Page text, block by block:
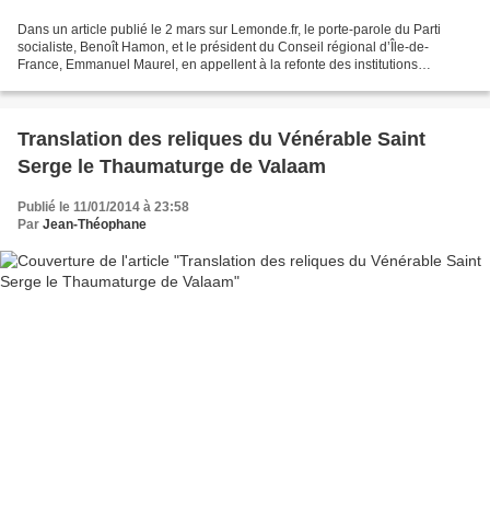
Dans un article publié le 2 mars sur Lemonde.fr, le porte-parole du Parti
socialiste, Benoît Hamon, et le président du Conseil régional d’Île-de-
France, Emmanuel Maurel, en appellent à la refonte des institutions
Translation des reliques du Vénérable Saint
Serge le Thaumaturge de Valaam
Publié le 11/01/2014 à 23:58
Par Jean-Théophane